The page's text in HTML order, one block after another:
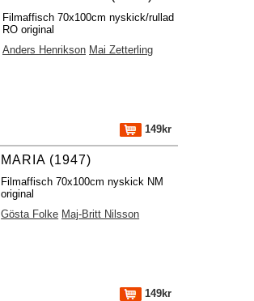
Filmaffisch 70x100cm nyskick/rullad
RO original
Anders Henrikson Mai Zetterling
149kr
MARIA (1947)
Filmaffisch 70x100cm nyskick NM
original
Gösta Folke Maj-Britt Nilsson
149kr